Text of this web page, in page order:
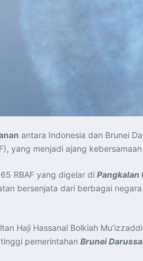
antara Indonesia dan Brunei
yang menjadi ajang
RBAF yang digelar di Pangkalan
bersenjata dari berbagai
Haji Hassanal Bolkiah
pemerintahan Brunei